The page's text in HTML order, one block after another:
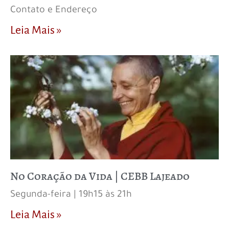
Contato e Endereço
Leia Mais »
No Coração da Vida | CEBB Lajeado
Segunda-feira | 19h15 às 21h
Leia Mais »